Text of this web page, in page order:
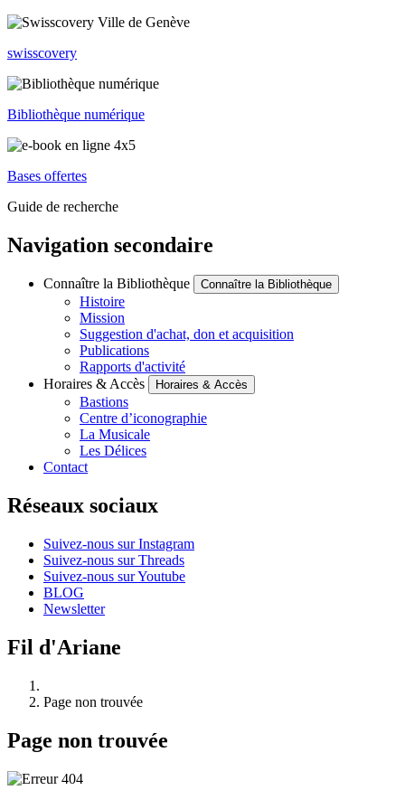
swisscovery
Bibliothèque numérique
Bases offertes
Guide de recherche
Navigation secondaire
Connaître la Bibliothèque Connaître la Bibliothèque
Histoire
Mission
Suggestion d'achat, don et acquisition
Publications
Rapports d'activité
Horaires & Accès
Horaires & Accès
Bastions
Centre d’iconographie
La Musicale
Les Délices
Contact
Réseaux sociaux
Suivez-nous sur Instagram
Suivez-nous sur Threads
Suivez-nous sur Youtube
BLOG
Newsletter
Fil d'Ariane
Page non trouvée
Page non trouvée